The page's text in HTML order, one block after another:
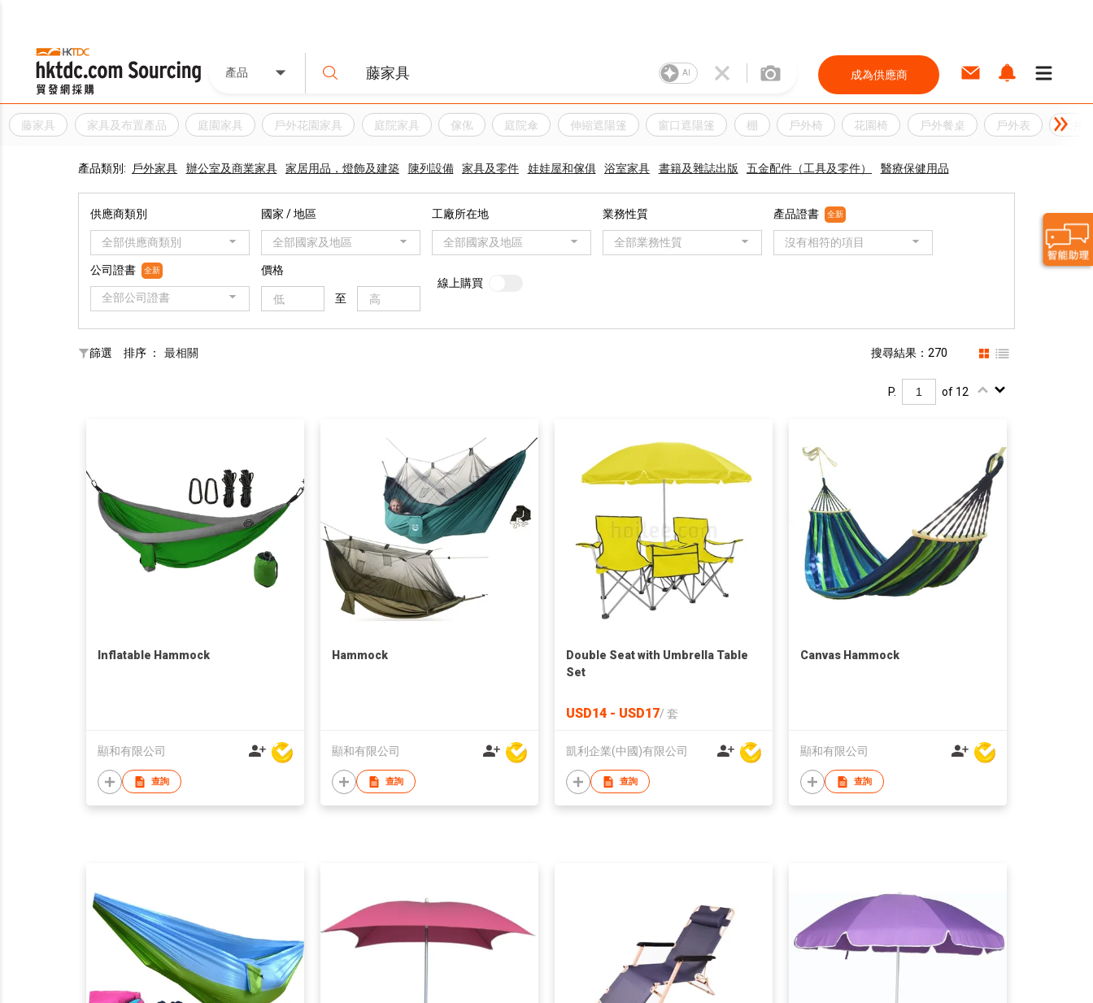
產品 AI 成為供應商
藤家具 家具及布置產品 庭園家具 戶外花園家具 庭院家具 傢俬 庭院傘 伸縮遮陽篷 窗口遮陽篷 棚 戶外椅 花園椅 戶外餐桌 戶外表 天井
產品類別: 戶外家具 辦公室及商業家具 家居用品，燈飾及建築 陳列設備 家具及零件 娃娃屋和傢俱 浴室家具 書籍及雜誌出版 五金配件（工具及零件） 醫療保健用品
供應商類別
全部供應商類別
國家 / 地區
全部國家及地區
工廠所在地
全部國家及地區
業務性質
全部業務性質
產品證書 全新
沒有相符的項目
公司證書 全新
全部公司證書
價格
至
線上購買
篩選 排序 ： 最相關 搜尋結果：270
P. of 12
Inflatable Hammock
顯和有限公司
查詢
Hammock
顯和有限公司
查詢
Double Seat with Umbrella Table
Set
USD14 - USD17/ 套
凱利企業(中國)有限公司
查詢
Canvas Hammock
顯和有限公司
查詢